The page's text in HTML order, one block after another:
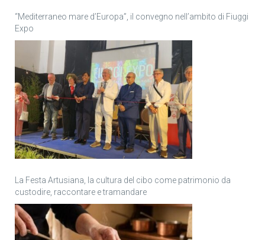
“Mediterraneo mare d’Europa”, il convegno nell’ambito di Fiuggi
Expo
La Festa Artusiana, la cultura del cibo come patrimonio da
custodire, raccontare e tramandare